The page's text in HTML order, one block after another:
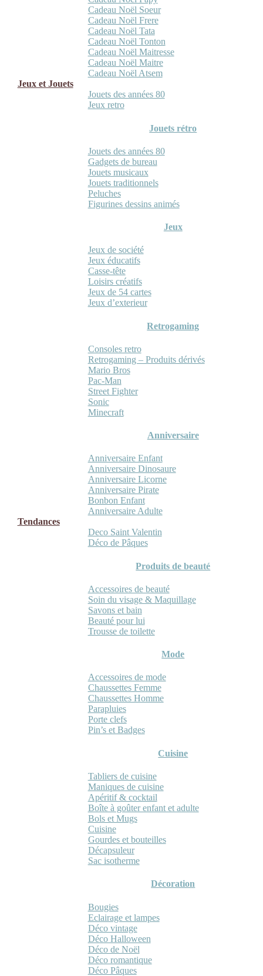
Cadeau Noël Soeur
Cadeau Noël Frere
Cadeau Noël Tata
Cadeau Noël Tonton
Cadeau Noël Maitresse
Cadeau Noël Maitre
Cadeau Noël Atsem
Jeux et Jouets
Jouets des années 80
Jeux retro
Jouets rétro
Jouets des années 80
Gadgets de bureau
Jouets musicaux
Jouets traditionnels
Peluches
Figurines dessins animés
Jeux
Jeux de société
Jeux éducatifs
Casse-tête
Loisirs créatifs
Jeux de 54 cartes
Jeux d’exterieur
Retrogaming
Consoles retro
Retrogaming – Produits dérivés
Mario Bros
Pac-Man
Street Fighter
Sonic
Minecraft
Anniversaire
Anniversaire Enfant
Anniversaire Dinosaure
Anniversaire Licorne
Anniversaire Pirate
Bonbon Enfant
Anniversaire Adulte
Tendances
Deco Saint Valentin
Déco de Pâques
Produits de beauté
Accessoires de beauté
Soin du visage & Maquillage
Savons et bain
Beauté pour lui
Trousse de toilette
Mode
Accessoires de mode
Chaussettes Femme
Chaussettes Homme
Parapluies
Porte clefs
Pin’s et Badges
Cuisine
Tabliers de cuisine
Maniques de cuisine
Apéritif & cocktail
Boîte à goûter enfant et adulte
Bols et Mugs
Cuisine
Gourdes et bouteilles
Décapsuleur
Sac isotherme
Décoration
Bougies
Eclairage et lampes
Déco vintage
Déco Halloween
Déco de Noël
Déco romantique
Déco Pâques